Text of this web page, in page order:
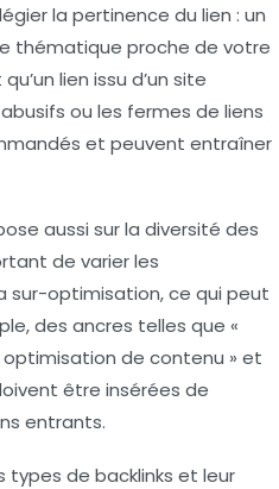
la pertinence du lien : un
thématique proche de votre
lien issu d’un site
ou les fermes de liens
et peuvent entraîner
aussi sur la diversité des
de varier les
sur-optimisation, ce qui peut
des ancres telles que «
de contenu » et
être insérées de
entrants.
de backlinks et leur